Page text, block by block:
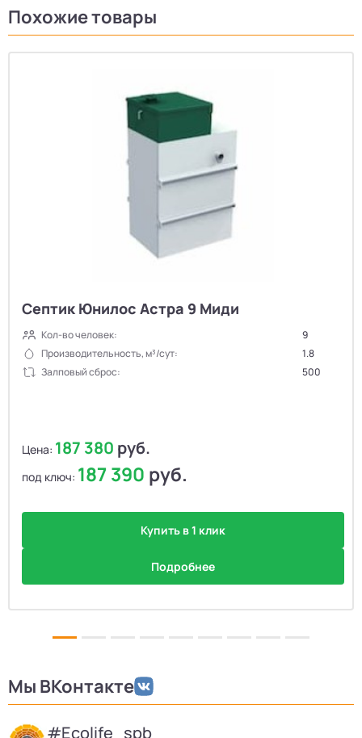
Похожие товары
Септик Юнилос Астра 9 Миди
Кол-во человек:
9
Производительность, м³/сут:
1.8
Залповый сброс:
500
Цена: 187 380 руб.
под ключ: 187 390 руб.
Купить в 1 клик
Подробнее
Мы ВКонтакте
#Ecolife_spb